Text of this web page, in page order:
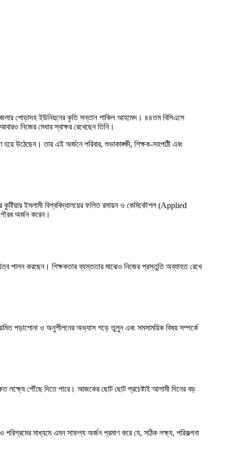
পোড়াদহ ইউনিয়নের কৃতি সন্তান শাকিল আহমেদ। ৪৪তম বিসিএসে
নিজের মেধার স্বাক্ষর রেখেছেন তিনি।
উঠেছেন। তার এই অর্জনে পরিবার, শুভাকাঙ্ক্ষী, শিক্ষক-সহপাঠী এবং
ইসলামী বিশ্ববিদ্যালয়ের ফলিত রসায়ন ও কেমিকৌশল (Applied
অর্জন করেন।
পালন করছেন। শিক্ষকতার ব্যস্ততার মাঝেও নিজের প্রস্তুতি অব্যাহত রেখে
পড়াশোনা ও অনুশীলনের অভ্যাস গড়ে তুলুন এবং সমসাময়িক বিষয় সম্পর্কে
লক্ষ্যে পৌঁছে দিতে পারে। আজকের ছোট ছোট প্রচেষ্টাই আগামী দিনের বড়
মাধ্যমে এমন সাফল্য অর্জন প্রমাণ করে যে, সঠিক লক্ষ্য, পরিকল্পনা